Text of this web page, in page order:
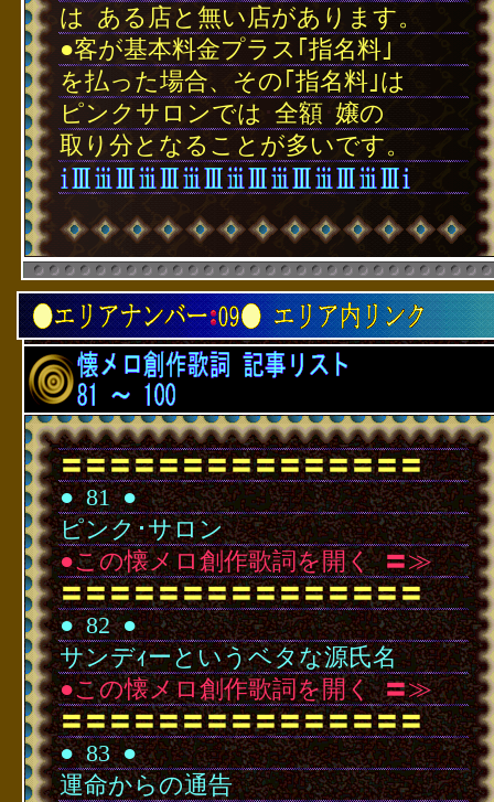
は ある店と無い店があります。
●客が基本料金プラス｢指名料｣
を払った場合、その｢指名料｣は
ピンクサロンでは 全額･嬢の
取り分となることが多いです。
〓〓〓〓〓〓〓〓〓〓〓〓〓〓〓
●･81･●
ピンク･サロン
●この懐メロ創作歌詞を開く･〓≫
〓〓〓〓〓〓〓〓〓〓〓〓〓〓〓
●･82･●
サンデｨーというベタな源氏名
●この懐メロ創作歌詞を開く･〓≫
〓〓〓〓〓〓〓〓〓〓〓〓〓〓〓
●･83･●
運命からの通告